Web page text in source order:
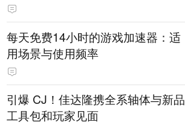
每天免费14小时的游戏加速器：适
用场景与使用频率
引爆 CJ！佳达隆携全系轴体与新品
工具包和玩家见面